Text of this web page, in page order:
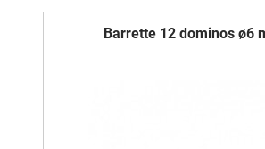
Barrette 12 dominos ø6